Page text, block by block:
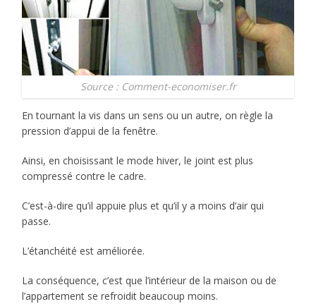
Source : Comment-economiser.fr
En tournant la vis dans un sens ou un autre, on règle la
pression d’appui de la fenêtre.
Ainsi, en choisissant le mode hiver, le joint est plus
compressé contre le cadre.
C’est-à-dire qu’il appuie plus et qu’il y a moins d’air qui
passe.
L’étanchéité est améliorée.
La conséquence, c’est que l’intérieur de la maison ou de
l’appartement se refroidit beaucoup moins.